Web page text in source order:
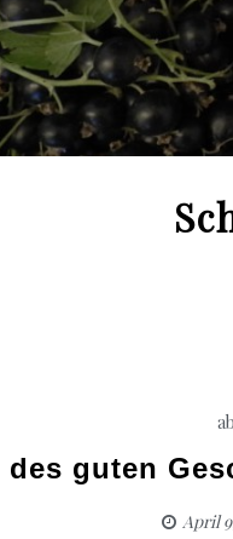
des guten
April